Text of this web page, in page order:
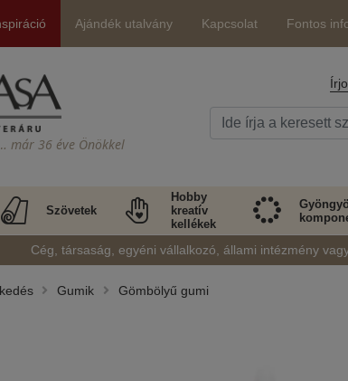
Ajándék utalvány Kapcsolat Fontos
már 36 éve Önökkel
Szövetek
Hobby
kreatív
kellékek
Cég, társaság, egyéni vállalkozó, állami intézmény
Gumik Gömbölyű gumi